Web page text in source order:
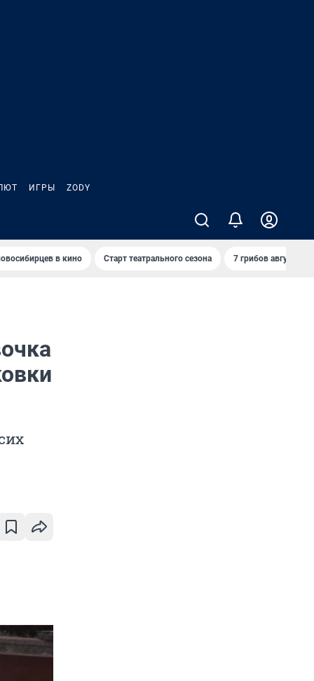
ИГРЫ ZODY
в кино Старт театрального сезона 7 грибов августа